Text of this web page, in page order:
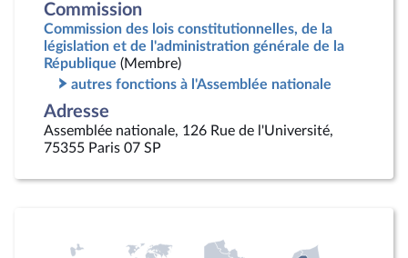
Commission
Commission des lois constitutionnelles, de la
législation et de l'administration générale de la
République (Membre)
autres fonctions à l'Assemblée nationale
Adresse
Assemblée nationale, 126 Rue de l'Université,
75355 Paris 07 SP